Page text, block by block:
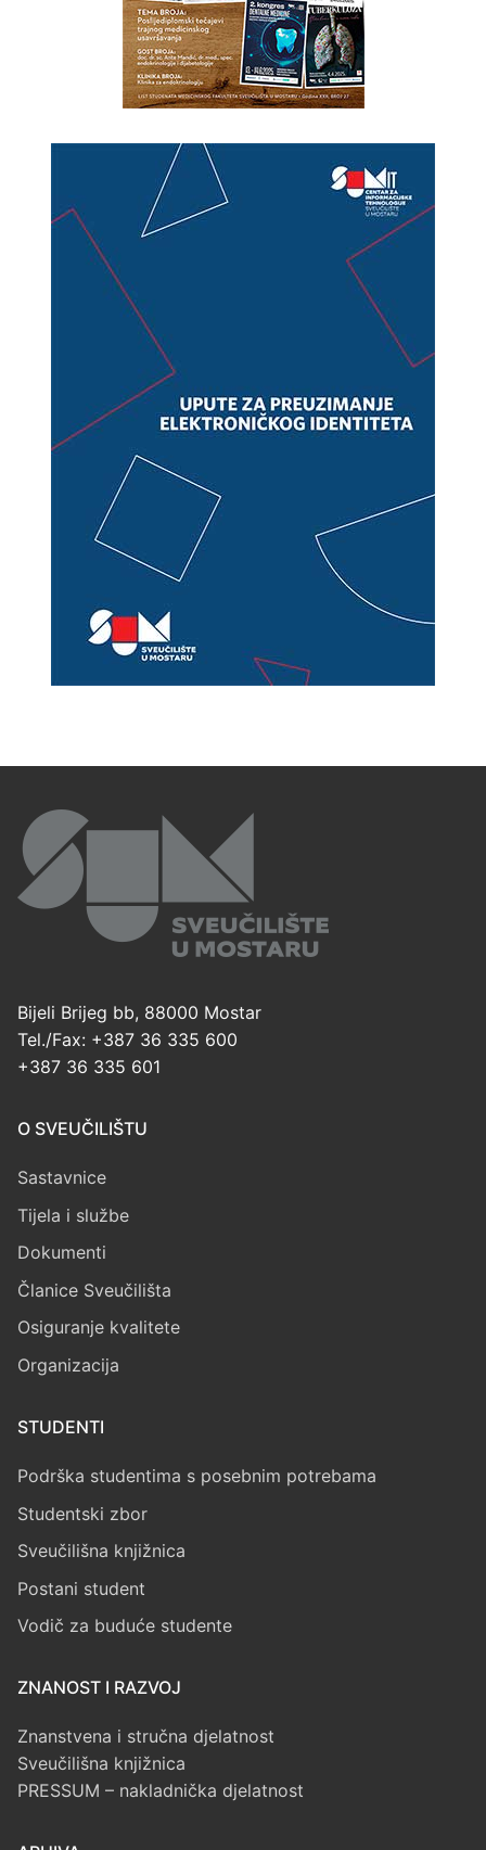
Bijeli Brijeg bb, 88000 Mostar
Tel./Fax: +387 36 335 600
+387 36 335 601
O SVEUČILIŠTU
Sastavnice
Tijela i službe
Dokumenti
Članice Sveučilišta
Osiguranje kvalitete
Organizacija
STUDENTI
Podrška studentima s posebnim potrebama
Studentski zbor
Sveučilišna knjižnica
Postani student
Vodič za buduće studente
ZNANOST I RAZVOJ
Znanstvena i stručna djelatnost
Sveučilišna knjižnica
PRESSUM – nakladnička djelatnost